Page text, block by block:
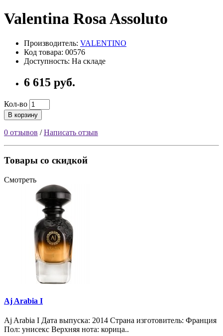
Valentina Rosa Assoluto
Производитель: VALENTINO
Код товара: 00576
Доступность: На складе
6 615 руб.
Кол-во
В корзину
0 отзывов /Написать отзыв
Товары со скидкой
Смотреть
Aj Arabia I
Aj Arabia I Дата выпуска: 2014 Страна изготовитель: Франция
Пол: унисекс Верхняя нота: корица..